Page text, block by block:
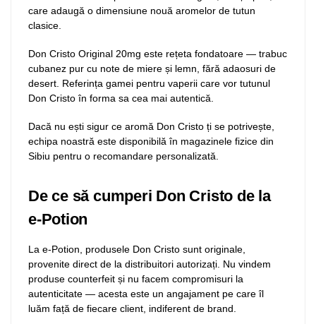
care adaugă o dimensiune nouă aromelor de tutun
clasice.
Don Cristo Original 20mg este rețeta fondatoare — trabuc
cubanez pur cu note de miere și lemn, fără adaosuri de
desert. Referința gamei pentru vaperii care vor tutunul
Don Cristo în forma sa cea mai autentică.
Dacă nu ești sigur ce aromă Don Cristo ți se potrivește,
echipa noastră este disponibilă în magazinele fizice din
Sibiu pentru o recomandare personalizată.
De ce să cumperi Don Cristo de la
e-Potion
La e-Potion, produsele Don Cristo sunt originale,
provenite direct de la distribuitori autorizați. Nu vindem
produse counterfeit și nu facem compromisuri la
autenticitate — acesta este un angajament pe care îl
luăm față de fiecare client, indiferent de brand.